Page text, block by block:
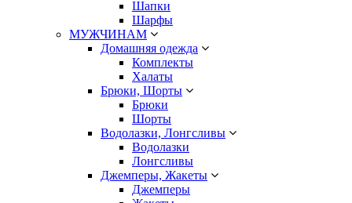
Шапки
Шарфы
МУЖЧИНАМ
Домашняя одежда
Комплекты
Халаты
Брюки, Шорты
Брюки
Шорты
Водолазки, Лонгсливы
Водолазки
Лонгсливы
Джемперы, Жакеты
Джемперы